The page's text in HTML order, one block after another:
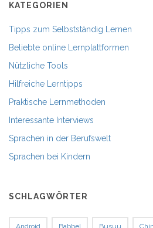
KATEGORIEN
Tipps zum Selbstständig Lernen
Beliebte online Lernplattformen
Nützliche Tools
Hilfreiche Lerntipps
Praktische Lernmethoden
Interessante Interviews
Sprachen in der Berufswelt
Sprachen bei Kindern
SCHLAGWÖRTER
Android Babbel Busuu